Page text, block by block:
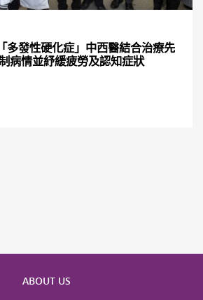
多發性硬化症」中西醫結合治療先
病情並紓緩疲勞及認知症狀
ABOUT US